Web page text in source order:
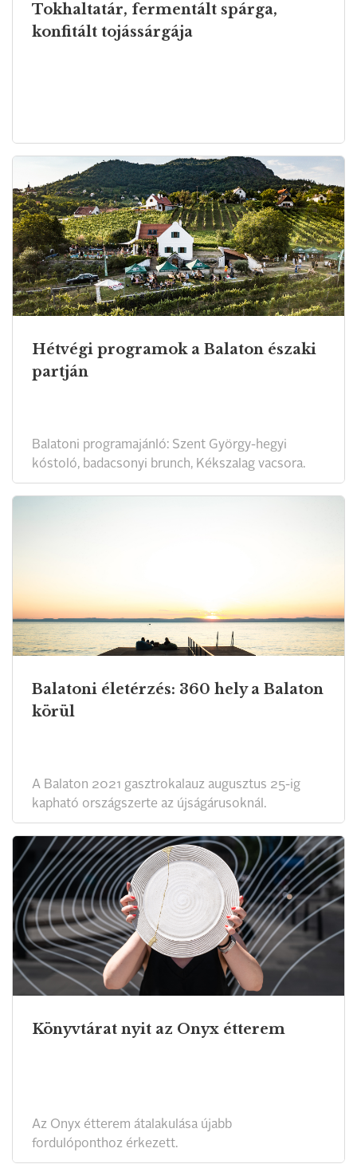
Tokhaltatár, fermentált spárga,
konfitált tojássárgája
Hétvégi programok a Balaton északi
partján
Balatoni programajánló: Szent György-hegyi
kóstoló, badacsonyi brunch, Kékszalag vacsora.
Balatoni életérzés: 360 hely a Balaton
körül
A Balaton 2021 gasztrokalauz augusztus 25-ig
kapható országszerte az újságárusoknál.
Könyvtárat nyit az Onyx étterem
Az Onyx étterem átalakulása újabb
fordulóponthoz érkezett.